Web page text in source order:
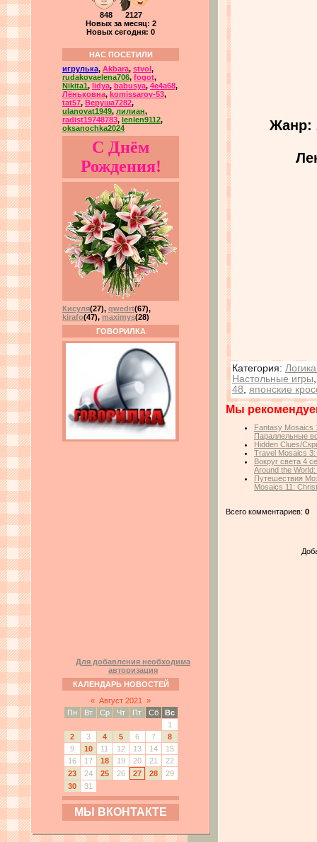
848 2127
Новых за месяц: 2
Новых сегодня: 0
НАС ПОСЕТИЛИ
игрулька, Akbara, stvol ,
rudakovaelena706, fogot,
Nikita1, lidya, babusya, 4e4a68,
Лёньковна, komissarov-53,
tat57, Веруша7282,
ulanovat1949, лилиан,
radist19748783, lenlen9112,
oksanochka2024
С Днём
Рождения!
Кисуля(27), qwedrt(67),
kirafo(47), maximys(28)
ГОВОРИЛКА
Для добавления необходима
авторизация
КАЛЕНДАРЬ НОВОСТЕЙ
« Август 2021
»
Пн
Вт Ср Чт Пт Сб
Вс
1
2
3 4 5 6 7
8
9
10 11 12 13 14
15
16
17 18 19 20 21
22
23
24 25 26 27 28
29
30
31
МЫ ВКОНТАКТЕ
Жанр:
Категория:
Настольные игры
48
японские
Мы
Fantasy Mosaics
Параллельные
Hidden Clues/
Travel Mosaics 3:
Вокруг света 4
Around the
Путешествия
Mosaics 11:
Всего комментариев: 0